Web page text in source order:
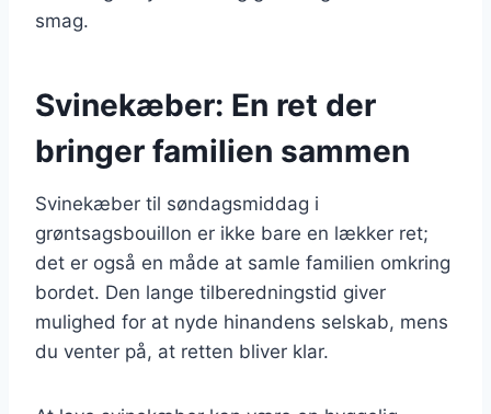
smag.
Svinekæber: En ret der
bringer familien sammen
Svinekæber til søndagsmiddag i
grøntsagsbouillon er ikke bare en lækker ret;
det er også en måde at samle familien omkring
bordet. Den lange tilberedningstid giver
mulighed for at nyde hinandens selskab, mens
du venter på, at retten bliver klar.